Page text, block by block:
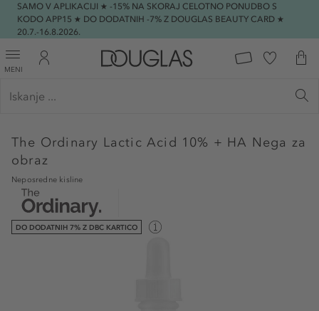
SAMO V APLIKACIJI ★ -15% NA SKORAJ CELOTNO PONUDBO S
KODO APP15 ★ DO DODATNIH -7% Z DOUGLAS BEAUTY CARD ★
20.7.-16.8.2026.
MENI
The Ordinary Lactic Acid 10% + HA Nega za
obraz
Neposredne kisline
DO DODATNIH 7% Z DBC KARTICO